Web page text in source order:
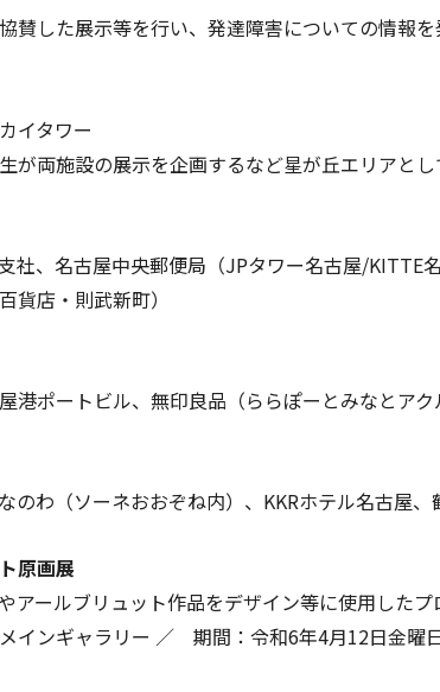
した展示等を行い、発達障害についての情報を
イタワー
設の展示を企画するなど星が丘エリアとして
古屋中央郵便局（JPタワー名古屋/KITTE名
・則武新町）
トビル、無印良品（ららぽーとみなとアクル
ソーネおおぞね内）、KKRホテル名古屋、
原画展
ブリュット作品をデザイン等に使用したプ
ギャラリー ／ 期間：令和6年4月12日金曜日